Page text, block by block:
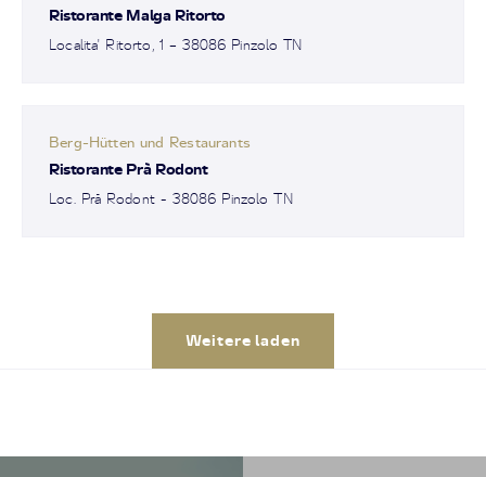
Ristorante Malga Ritorto
Localita' Ritorto, 1 – 38086 Pinzolo TN
Berg-Hütten und Restaurants
Ristorante Prà Rodont
Loc. Prà Rodont - 38086 Pinzolo TN
Weitere laden